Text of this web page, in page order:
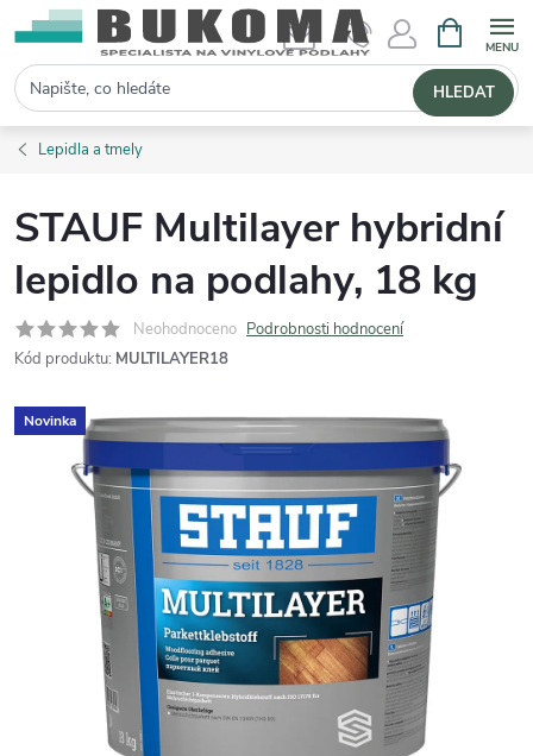
Hledat HLEDAT
Lepidla a tmely
STAUF Multilayer hybridní
lepidlo na podlahy, 18 kg
Neohodnoceno Podrobnosti hodnocení
Kód produktu: MULTILAYER18
Novinka